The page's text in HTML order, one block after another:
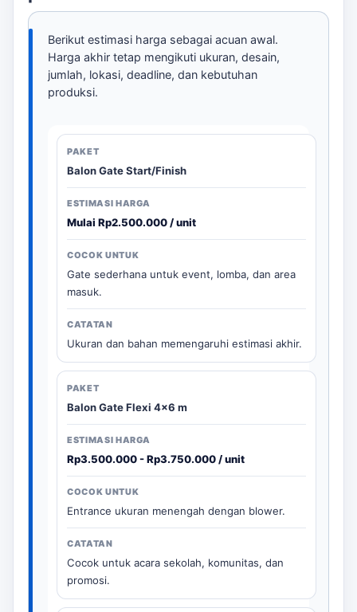
Berikut estimasi harga sebagai acuan awal.
Harga akhir tetap mengikuti ukuran, desain,
jumlah, lokasi, deadline, dan kebutuhan
produksi.
Balon Gate Start/Finish
Mulai Rp2.500.000 / unit
Gate sederhana untuk event, lomba, dan area
masuk.
Ukuran dan bahan memengaruhi estimasi akhir.
Balon Gate Flexi 4x6 m
Rp3.500.000 - Rp3.750.000 / unit
Entrance ukuran menengah dengan blower.
Cocok untuk acara sekolah, komunitas, dan
promosi.